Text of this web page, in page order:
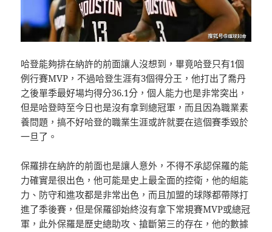
哈登能夠排在納許的前面讓人沒想到，畢竟哈登只有1個
例行賽MVP，不過哈登生涯有3個得分王，他打出了喬丹
之後單季最好場均得分36.1分，個人能力也是非常突出，
但是哈登時至今日也是沒有拿到總冠軍，而且因為職業素
養問題，搞不好哈登的職業生涯或許就要在這個賽季毀於
一旦了。
保羅排在納許的前面也是讓人意外，不得不承認保羅的能
力確實是很出色，他可能是史上最全面的控衛，他的組能
力、防守和進攻都是非常出色，而且加盟的球隊都帶隊打
進了季後賽，但是保羅卻始終沒有拿下常規賽MVP或總冠
軍，此外保羅是歷史總助攻、搶斷第三的存在，他的數據